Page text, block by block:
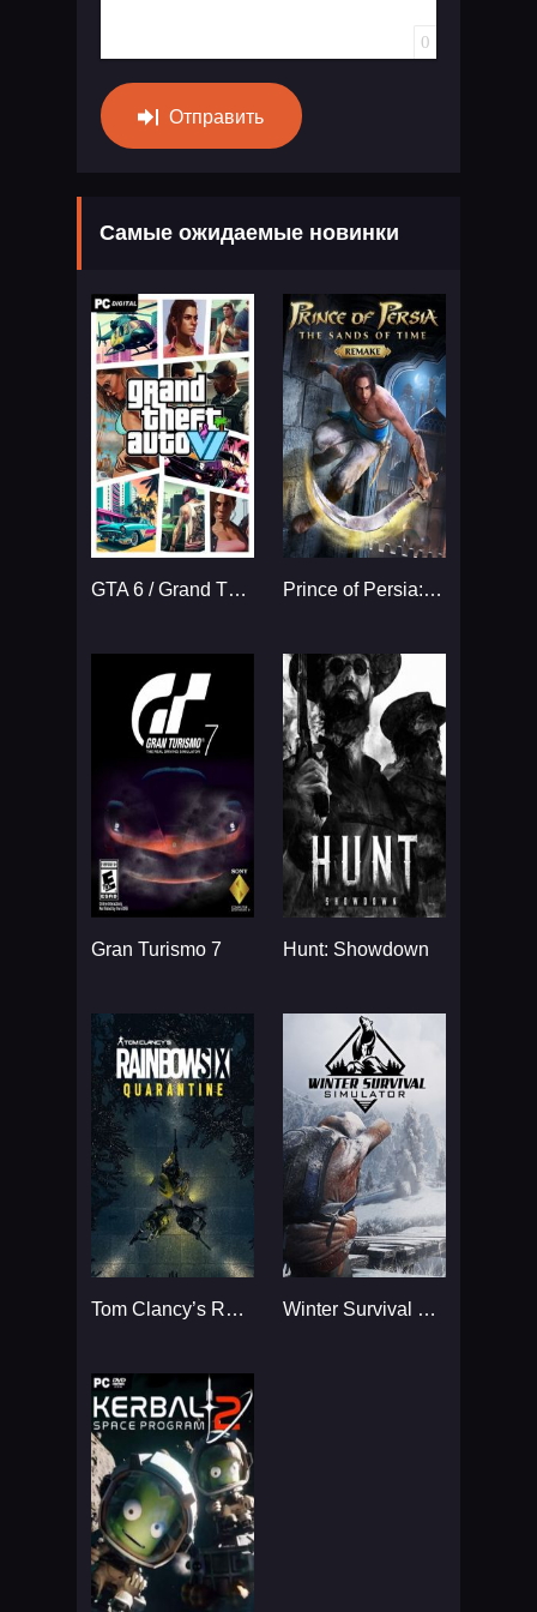
0
Отправить
Самые ожидаемые новинки
GTA 6 / Grand Theft Auto VI Prince of Persia: The Sands
Gran Turismo 7 Hunt: Showdown
Tom Clancy’s Rainbow Six Winter Survival Simulator